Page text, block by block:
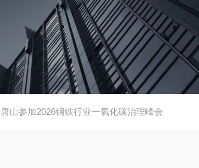
山参加2026钢铁行业一氧化碳治理峰会